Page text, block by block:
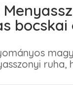
ruha,